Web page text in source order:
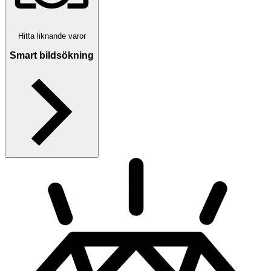
Hitta liknande varor
Smart bildsökning